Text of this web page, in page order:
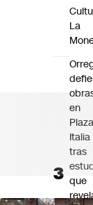
La
en
Plaza
Italia
tras
que